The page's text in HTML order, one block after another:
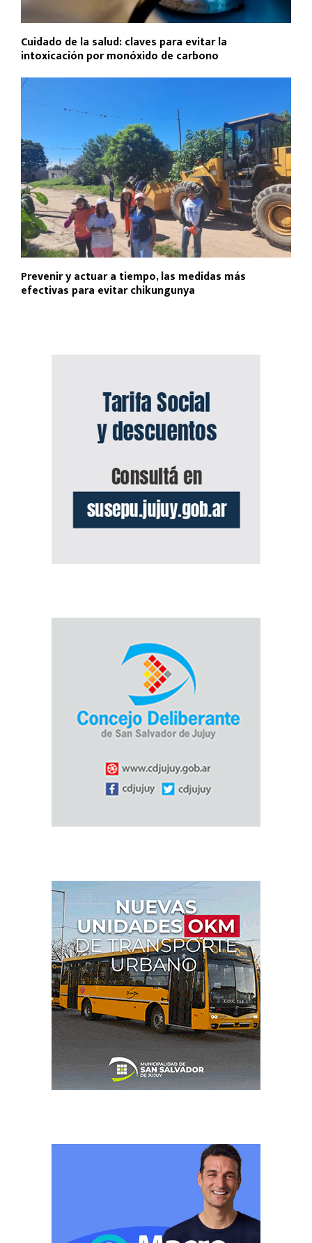
Cuidado de la salud: claves para evitar la
intoxicación por monóxido de carbono
Prevenir y actuar a tiempo, las medidas más
efectivas para evitar chikungunya